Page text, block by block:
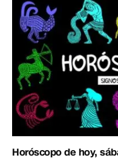
Horóscopo de hoy,